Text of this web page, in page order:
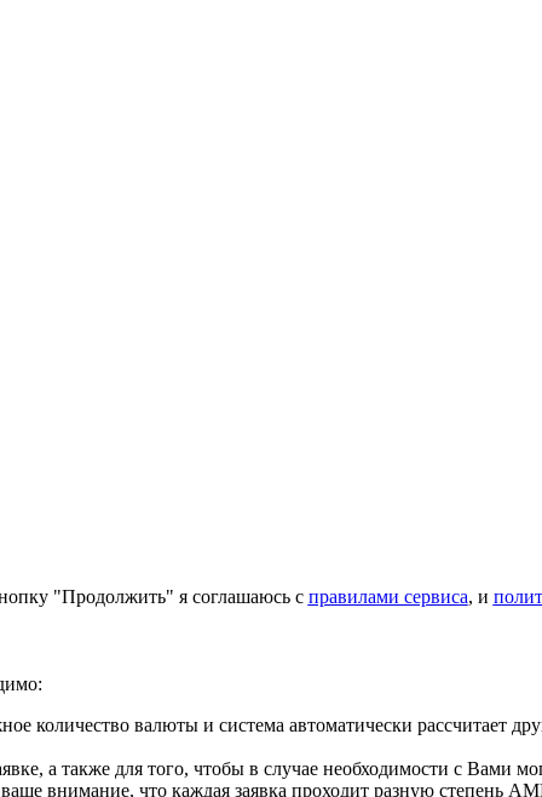
"Продолжить" я соглашаюсь с правилами сервиса, и
валюты и система автоматически рассчитает
а также для того, чтобы в случае необходимости с Вами
внимание, что каждая заявка проходит разную степень